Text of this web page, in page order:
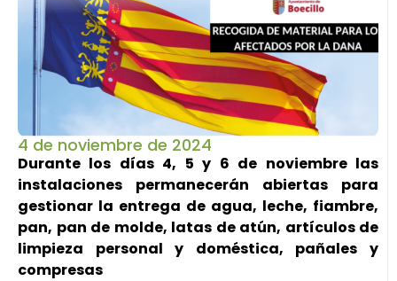
4 de noviembre de 2024
Durante los días 4, 5 y 6 de noviembre las
instalaciones permanecerán abiertas para
gestionar la entrega de agua, leche, fiambre,
pan, pan de molde, latas de atún, artículos de
limpieza personal y doméstica, pañales y
compresas